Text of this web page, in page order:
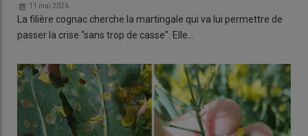
11 mai 2026
La filière cognac cherche la martingale qui va lui permettre de
passer la crise "sans trop de casse". Elle…